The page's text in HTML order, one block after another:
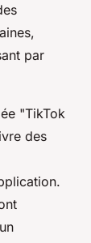
par
"TikTok
des